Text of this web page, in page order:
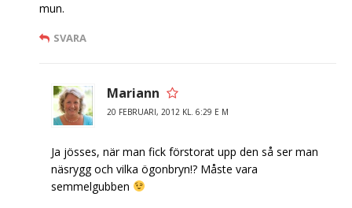
mun.
SVARA
Mariann
20 FEBRUARI, 2012 KL. 6:29 E M
Ja jösses, när man fick förstorat upp den så ser man
näsrygg och vilka ögonbryn!? Måste vara
semmelgubben